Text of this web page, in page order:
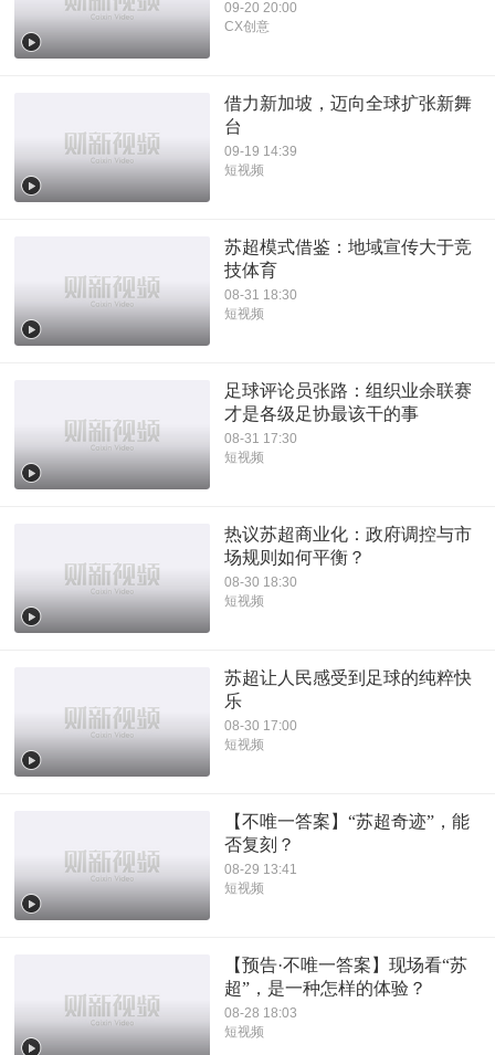
09-20 20:00
CX创意
借力新加坡，迈向全球扩张新舞
台
09-19 14:39
短视频
苏超模式借鉴：地域宣传大于竞
技体育
08-31 18:30
短视频
足球评论员张路：组织业余联赛
才是各级足协最该干的事
08-31 17:30
短视频
热议苏超商业化：政府调控与市
场规则如何平衡？
08-30 18:30
短视频
苏超让人民感受到足球的纯粹快
乐
08-30 17:00
短视频
【不唯一答案】“苏超奇迹”，能
否复刻？
08-29 13:41
短视频
【预告·不唯一答案】现场看“苏
超”，是一种怎样的体验？
08-28 18:03
短视频